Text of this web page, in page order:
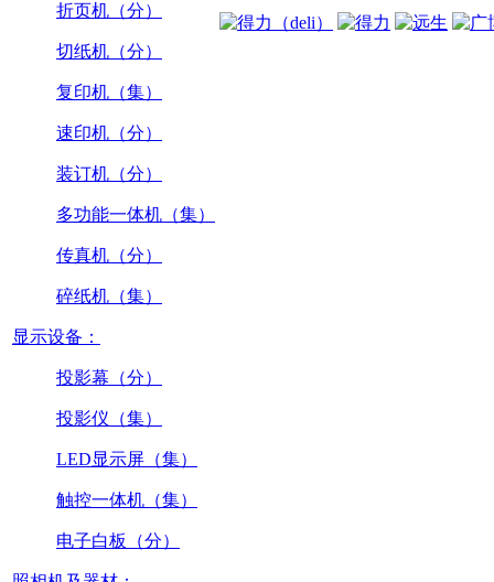
折页机（分）
切纸机（分）
复印机（集）
速印机（分）
装订机（分）
多功能一体机（集）
传真机（分）
碎纸机（集）
显示设备：
投影幕（分）
投影仪（集）
LED显示屏（集）
触控一体机（集）
电子白板（分）